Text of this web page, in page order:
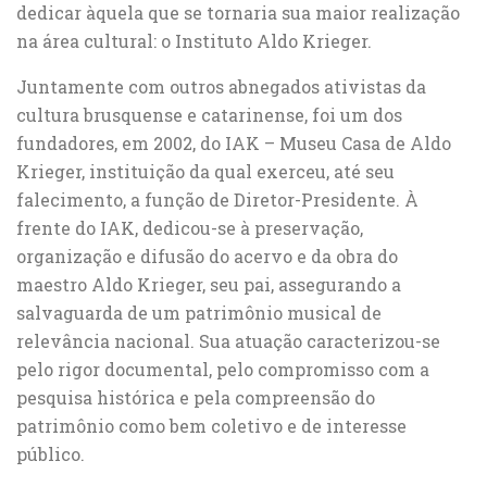
dedicar àquela que se tornaria sua maior realização
na área cultural: o Instituto Aldo Krieger.
Juntamente com outros abnegados ativistas da
cultura brusquense e catarinense, foi um dos
fundadores, em 2002, do IAK – Museu Casa de Aldo
Krieger, instituição da qual exerceu, até seu
falecimento, a função de Diretor-Presidente. À
frente do IAK, dedicou-se à preservação,
organização e difusão do acervo e da obra do
maestro Aldo Krieger, seu pai, assegurando a
salvaguarda de um patrimônio musical de
relevância nacional. Sua atuação caracterizou-se
pelo rigor documental, pelo compromisso com a
pesquisa histórica e pela compreensão do
patrimônio como bem coletivo e de interesse
público.